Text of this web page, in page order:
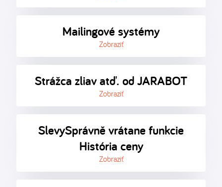
Mailingové systémy
Zobraziť
Strážca zliav atď. od JARABOT
Zobraziť
SlevySprávně vrátane funkcie
História ceny
Zobraziť